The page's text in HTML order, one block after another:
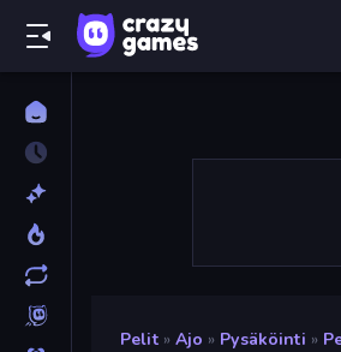
Pelit » Ajo » Pysäköinti »